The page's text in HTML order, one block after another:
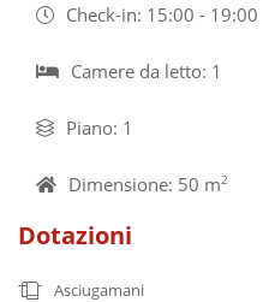
Check-in: 15:00 - 19:00
Camere da letto: 1
Piano: 1
Dimensione: 50 m2
Dotazioni
Asciugamani